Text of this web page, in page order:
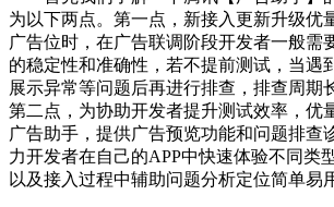
为以下两点。第一点，新接入更新升级优
广告位时，在广告联调阶段开发者一般需
的稳定性和准确性，若不提前测试，当遇
展示异常等问题后再进行排查，排查周期
第二点，为协助开发者提升测试效率，优
广告助手，提供广告预览功能和问题排查
力开发者在自己的APP中快速体验不同类
以及接入过程中辅助问题分析定位简单易